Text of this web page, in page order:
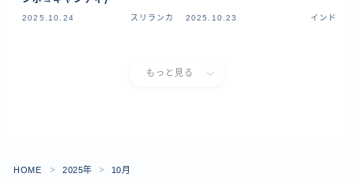
2025.10.24 スリランカ 2025.10.23 インド
もっと見る
HOME ＞ 2025年 ＞ 10月